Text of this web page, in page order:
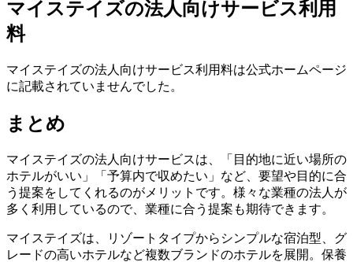
マイステイズの法人向けサービス利用
料
マイステイズの法人向けサービス利用料は公式ホームページ
に記載されていませんでした。
まとめ
マイステイズの法人向けサービスは、「目的地に近い場所の
ホテルがいい」「予算内で収めたい」など、要望や目的に合
う提案をしてくれるのがメリットです。様々な業種の法人が
多く利用しているので、業種に合う提案も期待できます。
マイステイズは、リゾートタイプからシンプルな宿泊型、グ
レードの高いホテルなど複数ブランドのホテルを展開。保養